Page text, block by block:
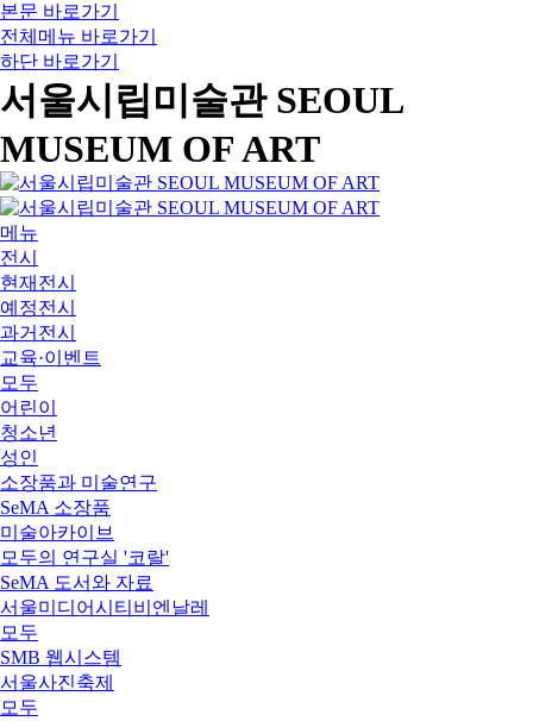
본문 바로가기
전체메뉴 바로가기
하단 바로가기
서울시립미술관 SEOUL
MUSEUM OF ART
메뉴
전시
현재전시
예정전시
과거전시
교육·이벤트
모두
어린이
청소년
성인
소장품과 미술연구
SeMA 소장품
미술아카이브
모두의 연구실 '코랄'
SeMA 도서와 자료
서울미디어시티비엔날레
모두
SMB 웹시스템
서울사진축제
모두